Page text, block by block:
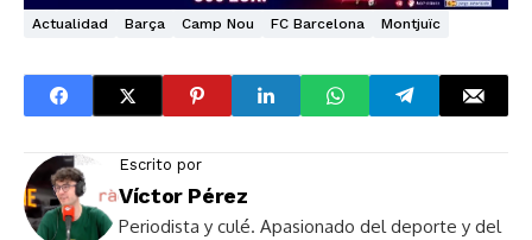
Actualidad Barça Camp Nou FC Barcelona Montjuïc
Escrito por
Víctor Pérez
Periodista y culé. Apasionado del deporte y del